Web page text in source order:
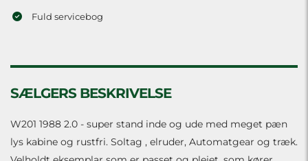
Fuld servicebog
SÆLGERS BESKRIVELSE
W201 1988 2.0 - super stand inde og ude med meget pæn
lys kabine og rustfri. Soltag , elruder, Automatgear og træk.